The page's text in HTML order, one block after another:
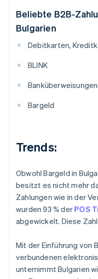
Beliebte B2B-
Bulgarien
Debitkarten,
BLINK
Banküberweisungen
Bargeld
Trends:
Obwohl Bargeld in
besitzt es nicht mehr
Zahlungen wie in der
wurden 93 % der POS
abgewickelt. Diese
Mit der Einführung von
verbundenen
unternimmt Bulgarien